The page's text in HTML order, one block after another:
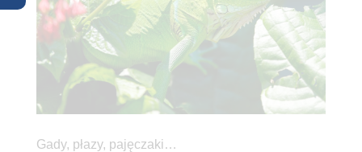
Gady, płazy, pajęczaki…